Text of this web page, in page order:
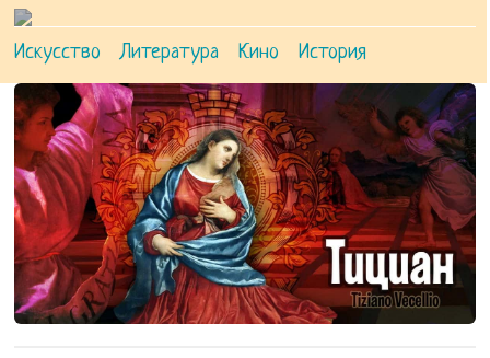
Искусство Литература Кино История